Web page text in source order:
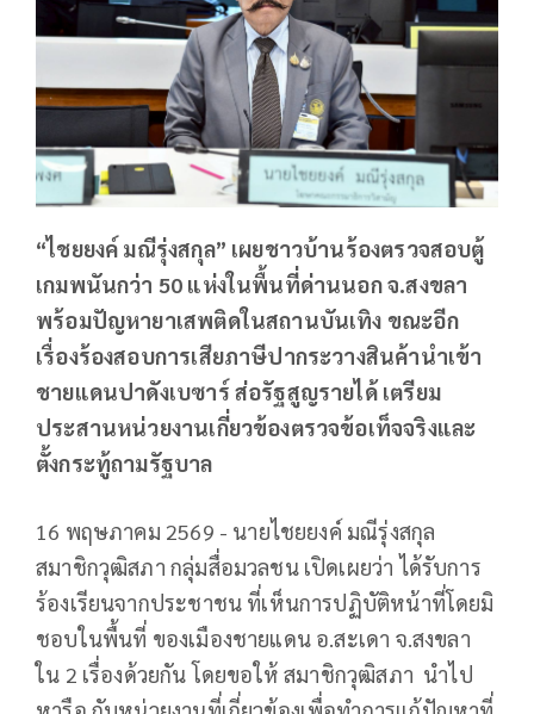
“ไชยยงค์ มณีรุ่งสกุล” เผยชาวบ้านร้องตรวจสอบตู้
เกมพนันกว่า 50 แห่งในพื้นที่ด่านนอก จ.สงขลา
พร้อมปัญหายาเสพติดในสถานบันเทิง ขณะอีก
เรื่องร้องสอบการเสียภาษีปากระวางสินค้านำเข้า
ชายแดนปาดังเบซาร์ ส่อรัฐสูญรายได้ เตรียม
ประสานหน่วยงานเกี่ยวข้องตรวจข้อเท็จจริงและ
ตั้งกระทู้ถามรัฐบาล
16 พฤษภาคม 2569 - นายไชยยงค์ มณีรุ่งสกุล
สมาชิกวุฒิสภา กลุ่มสื่อมวลชน เปิดเผยว่า ได้รับการ
ร้องเรียนจากประชาชน ที่เห็นการปฏิบัติหน้าที่โดยมิ
ชอบในพื้นที่ ของเมืองชายแดน อ.สะเดา จ.สงขลา
ใน 2 เรื่องด้วยกัน โดยขอให้ สมาชิกวุฒิสภา นำไป